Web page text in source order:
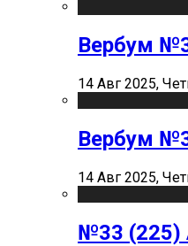
Вербум
14 Авг 2025,
Вербум
14 Авг 2025,
№33 (225)